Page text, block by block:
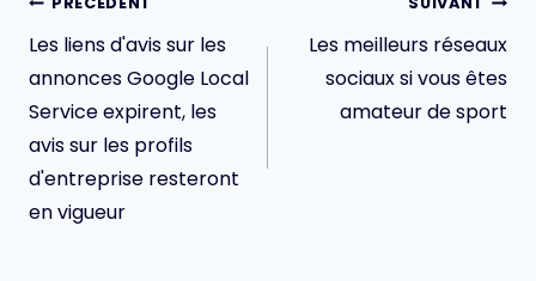
de
l’article
Les liens d'avis sur les
annonces Google Local
Service expirent, les
avis sur les profils
d'entreprise resteront
en vigueur
Les meilleurs réseaux
sociaux si vous êtes
amateur de sport